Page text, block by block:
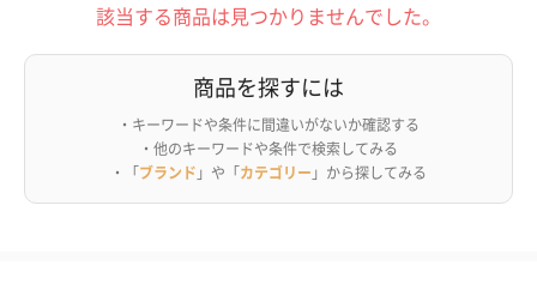
該当する商品は見つかりませんでした。
商品を探すには
・キーワードや条件に間違いがないか確認する
・他のキーワードや条件で検索してみる
・「ブランド 」や「カテゴリー 」から探してみる